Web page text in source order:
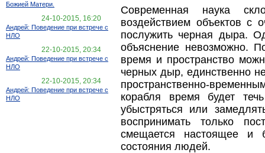
Божией Матери.
24-10-2015, 16:20
Андрей: Поведение при встрече с
НЛО
22-10-2015, 20:34
Андрей: Поведение при встрече с
НЛО
22-10-2015, 20:34
Андрей: Поведение при встрече с
НЛО
Современная наука
воздействием объектов с
послужить черная дыра.
объяснение невозможно.
время и пространство
черных дыр, единственно
пространственно-
корабля время будет
убыстряться или
воспринимать только
смещается настоящее и
состояния людей.